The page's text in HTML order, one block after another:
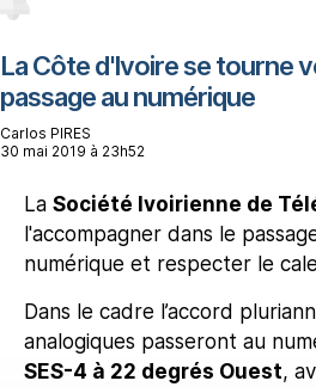
La Côte d'Ivoire se tourne
passage au numérique
Carlos PIRES
30 mai 2019 à 23h52
La Société Ivoirienne de
l'accompagner dans le
numérique et respecter le
Dans le cadre l’accord
analogiques passeront au
SES-4 à 22 degrés Ouest,